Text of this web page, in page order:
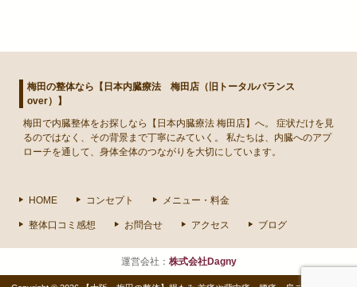
梅田の整体なら【日本内臓療法 梅田店（旧トータルバランス
over）】
梅田で内臓整体をお探しなら【日本内臓療法 梅田店】へ。 症状だけを見
るのではなく、その背景まで丁寧にみていく。 私たちは、内臓へのアプ
ローチを通して、身体全体のつながりを大切にしています。
HOME コンセプト メニュー・料金
整体口コミ感想 お問合せ アクセス ブログ
運営会社： 株式会社Dagny